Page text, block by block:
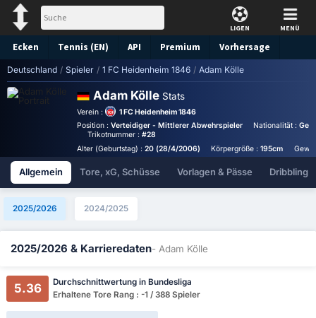
LIGEN MENÜ
Ecken Tennis (EN) API Premium Vorhersage
Deutschland / Spieler / 1 FC Heidenheim 1846 / Adam Kölle
Adam Kölle Stats
Verein :
1 FC Heidenheim 1846
Position : Verteidiger - Mittlerer Abwehrspieler Nationalität :
Trikotnummer :#28
Alter (Geburtstag) : 20 (28/4/2006) Körpergröße :195cm
Allgemein Tore, xG, Schüsse Vorlagen & Pässe Dribbling
2025/2026 2024/2025
2025/2026 & Karrieredaten- Adam Kölle
5.36
Durchschnittwertung in Bundesliga
Erhaltene Tore Rang : -1 / 388 Spieler